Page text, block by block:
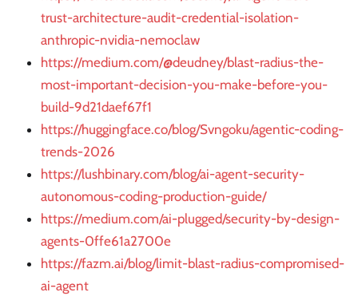
trust-architecture-audit-credential-isolation-
anthropic-nvidia-nemoclaw
https://medium.com/@deudney/blast-radius-the-
most-important-decision-you-make-before-you-
build-9d21daef67f1
https://huggingface.co/blog/Svngoku/agentic-coding-
trends-2026
https://lushbinary.com/blog/ai-agent-security-
autonomous-coding-production-guide/
https://medium.com/ai-plugged/security-by-design-
agents-0ffe61a2700e
https://fazm.ai/blog/limit-blast-radius-compromised-
ai-agent